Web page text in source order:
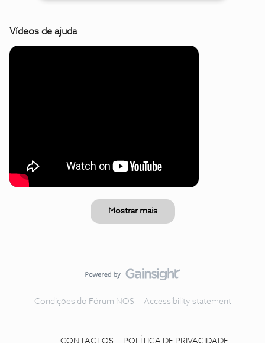
Vídeos de ajuda
Mostrar mais
Condições do Fórum NOS Accessibility statement